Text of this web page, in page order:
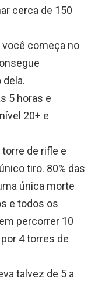
cerca de 150
você começa no
5 horas e
20+ e
de rifle e
tiro. 80% das
única morte
e todos os
percorrer 10
4 torres de
talvez de 5 a